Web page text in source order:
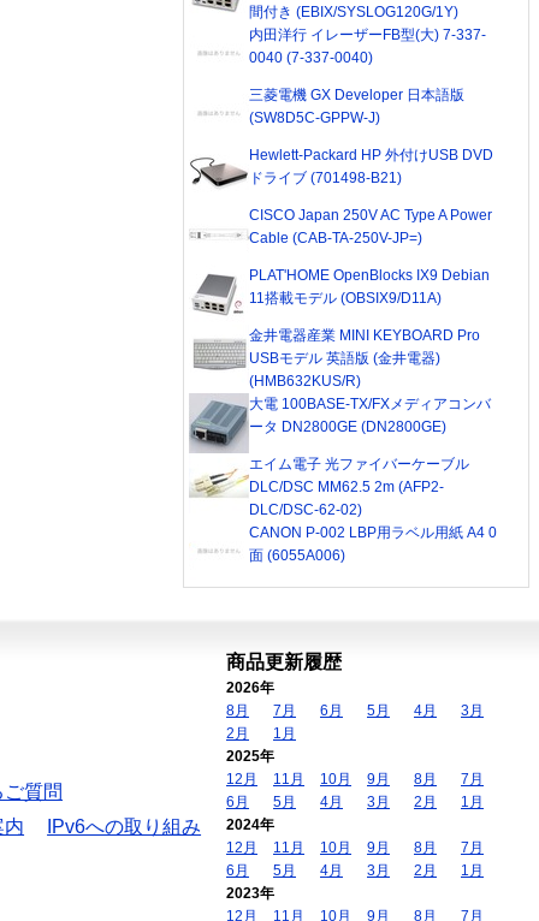
間付き (EBIX/SYSLOG120G/1Y)
内田洋行 イレーザーFB型(大) 7-337-
0040 (7-337-0040)
三菱電機 GX Developer 日本語版
(SW8D5C-GPPW-J)
Hewlett-Packard HP 外付けUSB DVD
ドライブ (701498-B21)
CISCO Japan 250V AC Type A Power
Cable (CAB-TA-250V-JP=)
PLAT'HOME OpenBlocks IX9 Debian
11搭載モデル (OBSIX9/D11A)
金井電器産業 MINI KEYBOARD Pro
USBモデル 英語版 (金井電器)
(HMB632KUS/R)
大電 100BASE-TX/FXメディアコンバ
ータ DN2800GE (DN2800GE)
エイム電子 光ファイバーケーブル
DLC/DSC MM62.5 2m (AFP2-
DLC/DSC-62-02)
CANON P-002 LBP用ラベル用紙 A4 0
面 (6055A006)
質問
内
IPv6への取り組み
商品更新履歴
2026年
8月
7月 6月 5月 4月
3月
2月
1月
2025年
12月
11月 10月 9月 8月
7月
6月
5月 4月 3月 2月
1月
2024年
12月
11月 10月 9月 8月
7月
6月
5月 4月 3月 2月
1月
2023年
12月
11月 10月 9月 8月
7月